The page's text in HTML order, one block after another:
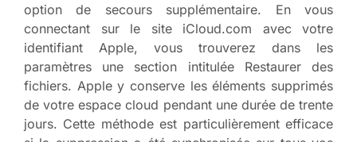
option de secours supplémentaire. En vous
connectant sur le site iCloud.com avec votre
identifiant Apple, vous trouverez dans les
paramètres une section intitulée Restaurer des
fichiers. Apple y conserve les éléments supprimés
de votre espace cloud pendant une durée de trente
jours. Cette méthode est particulièrement efficace